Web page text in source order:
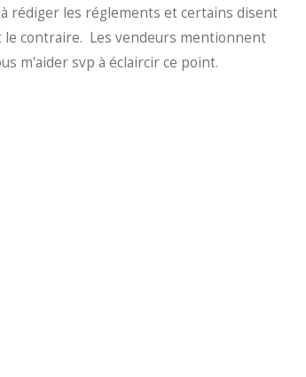
rédiger les réglements et certains disent
le contraire. Les vendeurs mentionnent
m'aider svp à éclaircir ce point.